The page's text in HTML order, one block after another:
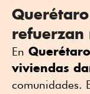
refuerzan
En Querétaro
viviendas
comunidades.